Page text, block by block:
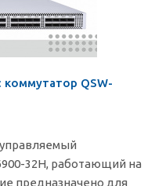
коммутатор QSW-
32H, работающий на
предназначено для